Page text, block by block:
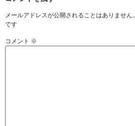
メールアドレスが公開されることはありません。
です
コメント ※